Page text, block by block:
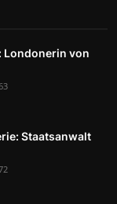
Londonerin von
Staatsanwalt